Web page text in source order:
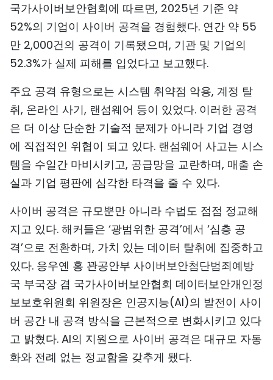
국가사이버보안협회에 따르면, 2025년 기준 약
52%의 기업이 사이버 공격을 경험했다. 연간 약 55
만 2,000건의 공격이 기록됐으며, 기관 및 기업의
52.3%가 실제 피해를 입었다고 보고했다.
주요 공격 유형으로는 시스템 취약점 악용, 계정 탈
취, 온라인 사기, 랜섬웨어 등이 있었다. 이러한 공격
은 더 이상 단순한 기술적 문제가 아니라 기업 경영
에 직접적인 위협이 되고 있다. 랜섬웨어 사고는 시스
템을 수일간 마비시키고, 공급망을 교란하며, 매출 손
실과 기업 평판에 심각한 타격을 줄 수 있다.
사이버 공격은 규모뿐만 아니라 수법도 점점 정교해
지고 있다. 해커들은 ‘광범위한 공격’에서 ‘심층 공
격’으로 전환하며, 가치 있는 데이터 탈취에 집중하고
있다. 응우옌 홍 꽌공안부 사이버보안첨단범죄예방
국 부국장 겸 국가사이버보안협회 데이터보안개인정
보보호위원회 위원장은 인공지능(AI)의 발전이 사이
버 공간 내 공격 방식을 근본적으로 변화시키고 있다
고 밝혔다. AI의 지원으로 사이버 공격은 대규모 자동
화와 전례 없는 정교함을 갖추게 됐다.